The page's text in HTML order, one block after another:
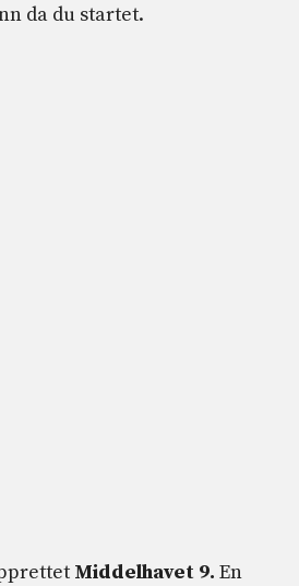
da du startet.
Middelhavet 9. En